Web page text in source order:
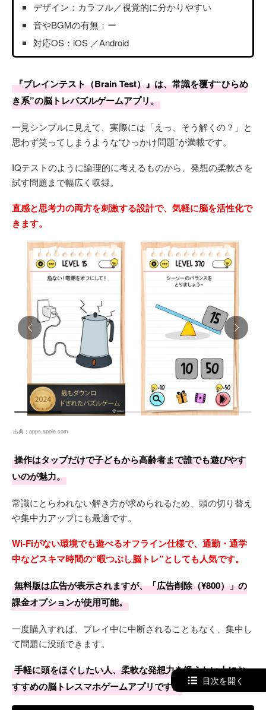
デザイン：カラフル／視覚的に分かりやすい
音やBGMの有無：ー
対応OS：iOS ／Android
『ブレインテスト（Brain Test）』は、常識を覆す“ひらめ
き系”の脳トレパズルゲームアプリ。
一見シンプルに見えて、実際には「えっ、そう解くの？」と
思わず笑ってしまうような“ひっかけ問題”が満載です。
IQテストのように論理的に考えるものから、発想の柔軟さを
試す問題まで幅広く収録。
直感と思考力の両方を刺激する設計で、気軽に脳を活性化で
きます。
出典： apps.apple.com
操作はタップだけで子どもから高齢者まで誰でも遊びやす
いのが魅力。
常識にとらわれない解き方が求められるため、頭の切り替え
や集中力アップにも最適です。
Wi-Fiがない環境でも遊べるオフライン仕様で、通勤・通学
中などスキマ時間の“暇つぶし脳トレ”としても人気です。
無料版は広告が表示されますが、「広告削除（¥800）」の
課金オプションが使用可能。
一度購入すれば、プレイ中に中断されることもなく、集中し
て問題に没頭できます。
手軽に頭をほぐしたい人、柔軟な発想力を鍛えたい人にお
すすめの脳トレスマホゲームアプリです。
目次を開く